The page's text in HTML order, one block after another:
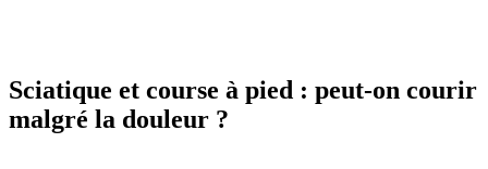
Sciatique et course à pied : peut-on courir
malgré la douleur ?